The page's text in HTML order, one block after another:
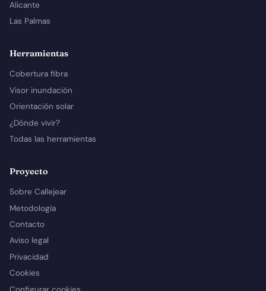
Alicante
Las Palmas
Herramientas
Cobertura fibra
Visor inundación
Orientación solar
¿Dónde vivir?
Todas las herramientas
Proyecto
Sobre Callejear
Metodología
Contacto
Aviso legal
Privacidad
Cookies